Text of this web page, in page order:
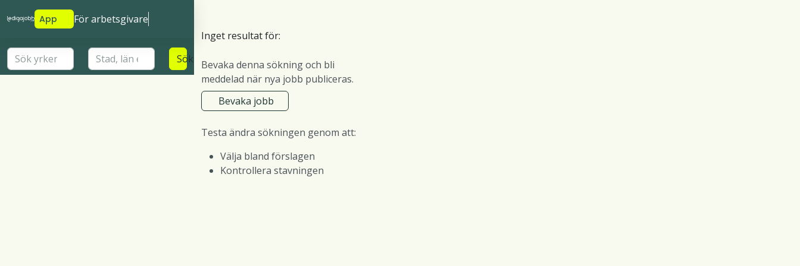
App För arbetsgivare
Sök
Inget resultat för:
Bevaka denna sökning och bli
meddelad när nya jobb publiceras.
Bevaka jobb
Testa ändra sökningen genom att:
Välja bland förslagen
Kontrollera stavningen